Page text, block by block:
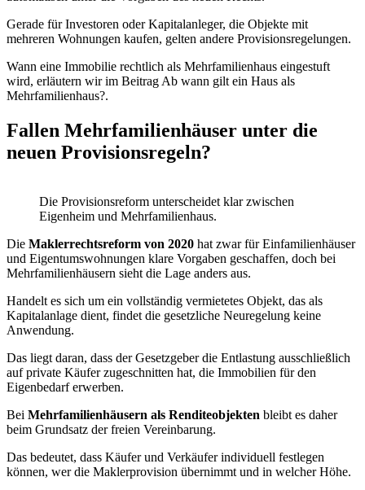
Gerade für Investoren oder Kapitalanleger, die Objekte mit
mehreren Wohnungen kaufen, gelten andere Provisionsregelungen.
Wann eine Immobilie rechtlich als Mehrfamilienhaus eingestuft
wird, erläutern wir im Beitrag Ab wann gilt ein Haus als
Mehrfamilienhaus?.
Fallen Mehrfamilienhäuser unter die
neuen Provisionsregeln?
Die Provisionsreform unterscheidet klar zwischen
Eigenheim und Mehrfamilienhaus.
Die Maklerrechtsreform von 2020 hat zwar für Einfamilienhäuser
und Eigentumswohnungen klare Vorgaben geschaffen, doch bei
Mehrfamilienhäusern sieht die Lage anders aus.
Handelt es sich um ein vollständig vermietetes Objekt, das als
Kapitalanlage dient, findet die gesetzliche Neuregelung keine
Anwendung.
Das liegt daran, dass der Gesetzgeber die Entlastung ausschließlich
auf private Käufer zugeschnitten hat, die Immobilien für den
Eigenbedarf erwerben.
Bei Mehrfamilienhäusern als Renditeobjekten bleibt es daher
beim Grundsatz der freien Vereinbarung.
Das bedeutet, dass Käufer und Verkäufer individuell festlegen
können, wer die Maklerprovision übernimmt und in welcher Höhe.